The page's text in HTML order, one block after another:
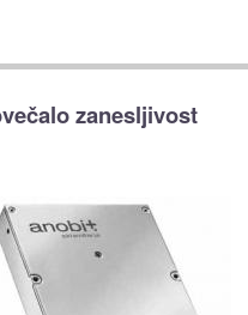
zanesljivost